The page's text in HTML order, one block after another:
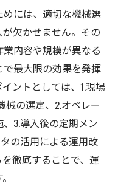
る運用トラブル予
る作業標準化手法
かした効率向上事
生産性を大幅向上
の進化
貢献する技術進化
場労働安全の強化
には、適切な機械選
欠かせません。その
内容や規模が異なる
最大限の効果を発揮
ントとしては、1.現場
械の選定、2.オペレー
3.導入後の定期メン
の活用による運用改
徹底することで、運